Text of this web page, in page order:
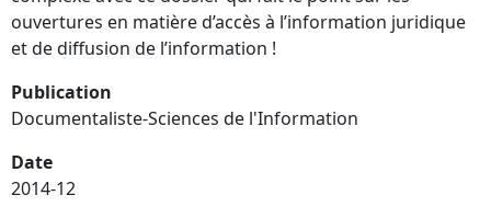
ouvertures en matière d’accès à l’information juridique
et de diffusion de l’information !
Publication
Documentaliste-Sciences de l'Information
Date
2014-12